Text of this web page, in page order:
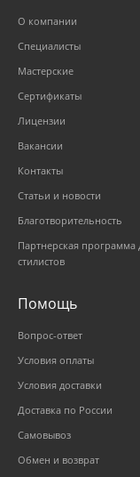
О компании
Специалисты
Мастерские
Сертификаты
Лицензии
Вакансии
Контакты
Статьи и новости
Благотворительность
Партнерская программа
стилистов
Помощь
Вопрос-ответ
Условия оплаты
Условия доставки
Доставка по России
Самовывоз
Обмен и возврат